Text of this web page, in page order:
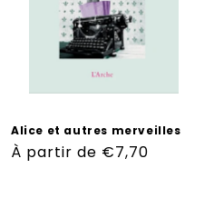
Alice et autres merveilles
Prix
À partir de €7,70